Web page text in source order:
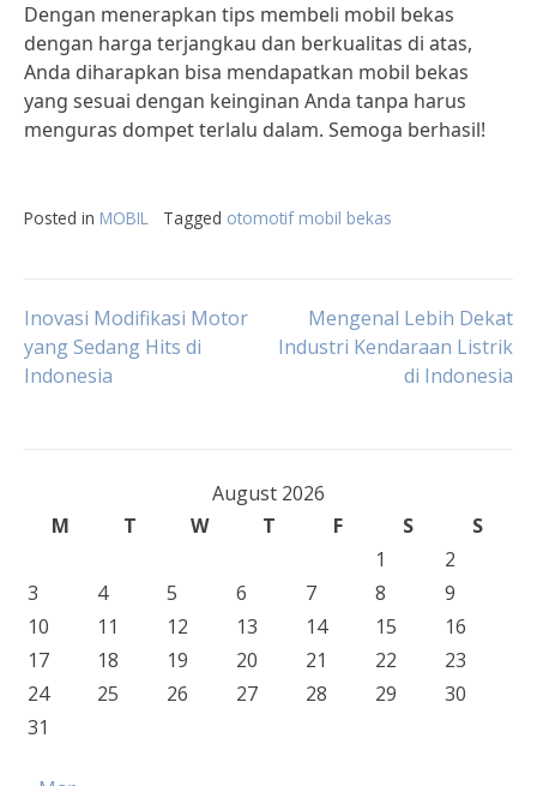
Dengan menerapkan tips membeli mobil bekas
dengan harga terjangkau dan berkualitas di atas,
Anda diharapkan bisa mendapatkan mobil bekas
yang sesuai dengan keinginan Anda tanpa harus
menguras dompet terlalu dalam. Semoga berhasil!
Posted in MOBIL Tagged otomotif mobil bekas
Post
navigation
Inovasi Modifikasi Motor
yang Sedang Hits di
Indonesia
Mengenal Lebih Dekat
Industri Kendaraan Listrik
di Indonesia
August 2026
M
T W T F S
S
1
2
3
4 5 6 7 8
9
10
11 12 13 14 15
16
17
18 19 20 21 22
23
24
25 26 27 28 29
30
31